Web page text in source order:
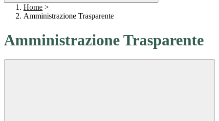
Home >
Amministrazione Trasparente
Amministrazione Trasparente